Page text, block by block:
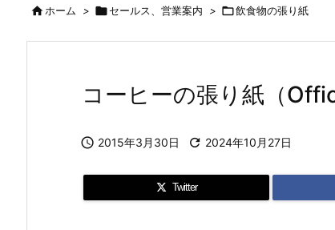
ホーム > セールス、営業案内 > 飲食物の張り紙
コーヒーの張り紙（
 2015年3月30日  2024年10月27日
Twitter